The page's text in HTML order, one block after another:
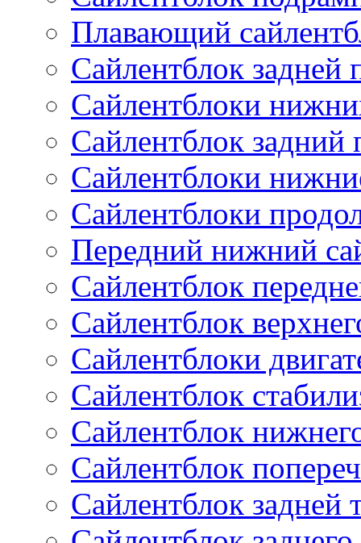
Плавающий
Сайлентблок задней
Сайлентблоки
Сайлентблок задний
Сайлентблоки
Сайлентблоки
Передний нижний
Сайлентблок
Сайлентблок
Сайлентблоки
Сайлентблок
Сайлентблок
Сайлентблок
Сайлентблок задней